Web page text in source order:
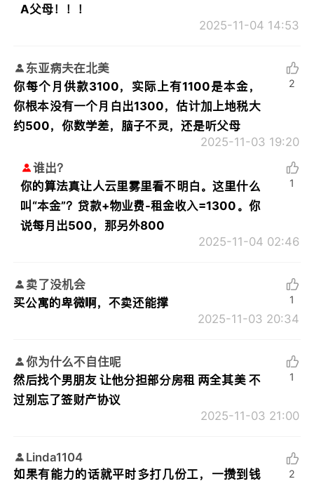
A父母！！！
2025-11-04 14:53
东亚病夫在北美
你每个月供款3100，实际上有1100是本金，
你根本没有一个月白出1300，估计加上地税大
约500，你数学差，脑子不灵，还是听父母
2025-11-03 19:20
2
谁出？
你的算法真让人云里雾里看不明白。这里什么
叫“本金”？贷款+物业费-租金收入=1300。你
说每月出500，那另外800
2025-11-04 02:46
1
卖了没机会
买公寓的卑微啊，不卖还能撑
2025-11-03 20:34
1
你为什么不自住呢
然后找个男朋友 让他分担部分房租 两全其美 不
过别忘了签财产协议
2025-11-03 21:00
1
Linda1104
如果有能力的话就平时多打几份工，一攒到钱
2